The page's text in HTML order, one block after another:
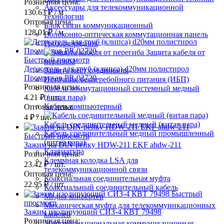
Аксессуары для телекоммуникационной
технологии
Блок связи коммуникационный
Волоконно-оптическая коммутационная панель
Грозоразрядник
Защита кабеля от
перегиба
Защита мест соединения
Источник бесперебойного питания (ИБП)
Кабель коммутационный системный медный
(витая пара)
Кабель компьютерный
Кабель соединительный медный (витая пара)
Кабель соединительный медный промышленный
(витая пара)
Клавиатура
Клеммная колодка LSA для
телекоммуникационной связи
Коаксиальная соединительная муфта
Коаксиальный соединительный кабель
Медиа-конвертер
Механическая муфта для телекоммуникационных
кабелей
130.63 ₽/ м
Оптовая цена:
128.01 ₽/ м
Быстрый просмотр
Держатель для труб (клипса) d20мм полистирол
Промрукав PR.02720
Розничная цена:
4.21 ₽/ шт.
Оптовая цена:
4 ₽/ шт.
Быстрый просмотр
Зажим на DIN-рейку HDW-211 EKF ahdw-211
Розничная цена:
23.42 ₽/ шт.
Оптовая цена:
22.95 ₽/ шт.
Быстрый
просмотр
Зажим изолирующий СИЗ-4 КВТ 79498
Розничная цена: